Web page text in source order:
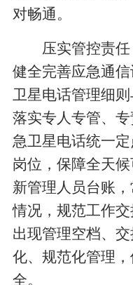
对畅通。
压实管控责任
健全完善应急通
卫星电话管理细
落实专人专管、
急卫星电话统一
岗位，保障全天
新管理人员台账
情况，规范工作
出现管理空档、
化、规范化管理
全。